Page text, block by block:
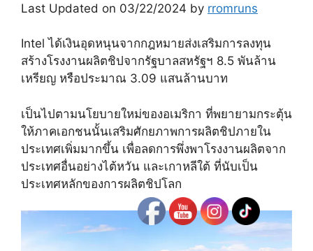
Last Updated on 03/22/2024 by rromruns
Intel ได้เงินอุดหนุนจากกฎหมายส่งเสริมการลงทุน
สร้างโรงงานผลิตชิปจากรัฐบาลสหรัฐฯ 8.5 พันล้าน
เหรียญ หรือประมาณ 3.09 แสนล้านบาท
เป็นไปตามนโยบายใหม่ของอเมริกา ที่พยายามกระตุ้น
ให้ภาคเอกชนนั้นเสริมศักยภาพการผลิตชิปภายใน
ประเทศเพิ่มมากขึ้น เพื่อลดการพึ่งพาโรงงานผลิตจาก
ประเทศอื่นอย่างไต้หวัน และเกาหลีใต้ ที่นับเป็น
ประเทศหลักของการผลิตชิปโลก